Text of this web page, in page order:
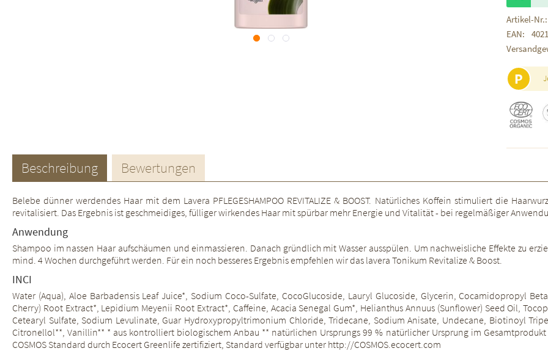
Artikel-Nr.:
EAN:
P
Beschreibung Bewertungen
Belebe dünner werdendes Haar mit dem Lavera PFLEGESHAMPOO REVITALIZE & BOOST. Natürliches Koffein stimuliert die
revitalisiert. Das Ergebnis ist geschmeidiges, fülliger wirkendes Haar mit spürbar mehr Energie und Vitalität - bei regelmäßiger
Anwendung
Shampoo im nassen Haar aufschäumen und einmassieren. Danach gründlich mit Wasser ausspülen. Um nachweisliche Effekte zu
mind. 4 Wochen durchgeführt werden. Für ein noch besseres Ergebnis empfehlen wir das lavera Tonikum Revitalize & Boost.
INCI
Water (Aqua), Aloe Barbadensis Leaf Juice*, Sodium Coco-Sulfate, CocoGlucoside, Lauryl Glucoside, Glycerin, Cocamidopropyl
Cherry) Root Extract*, Lepidium Meyenii Root Extract*, Caffeine, Acacia Senegal Gum*, Helianthus Annuus (Sunflower) Seed Oil,
Cetearyl Sulfate, Sodium Levulinate, Guar Hydroxypropyltrimonium Chloride, Tridecane, Sodium Anisate, Undecane, Biotinoyl
Citronellol**, Vanillin** * aus kontrolliert biologischem Anbau ** natürlichen Ursprungs 99 % natürlicher Ursprung im Gesamtprodukt
COSMOS Standard durch Ecocert Greenlife zertifiziert, Standard verfügbar unter http://COSMOS.ecocert.com